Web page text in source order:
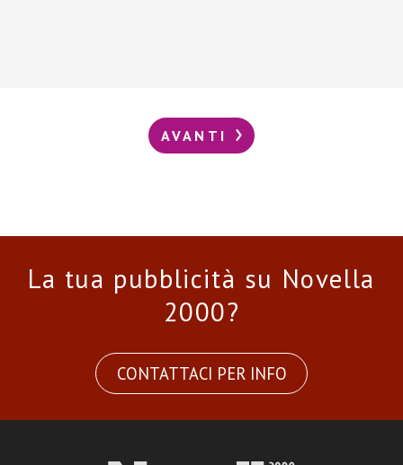
AVANTI
La tua pubblicità su Novella
2000?
CONTATTACI PER INFO